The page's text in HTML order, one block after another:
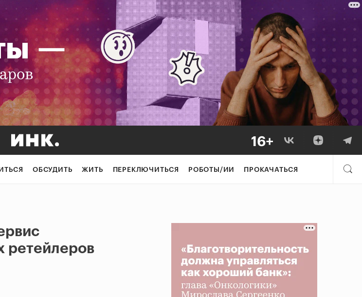
ОБСУДИТЬ ЖИТЬ ПЕРЕКЛЮЧИТЬСЯ РОБОТЫ/ИИ ПРОКАЧАТЬСЯ
ретейлеров